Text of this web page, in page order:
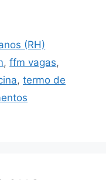
(RH)
,ffm vagas,
, termo de